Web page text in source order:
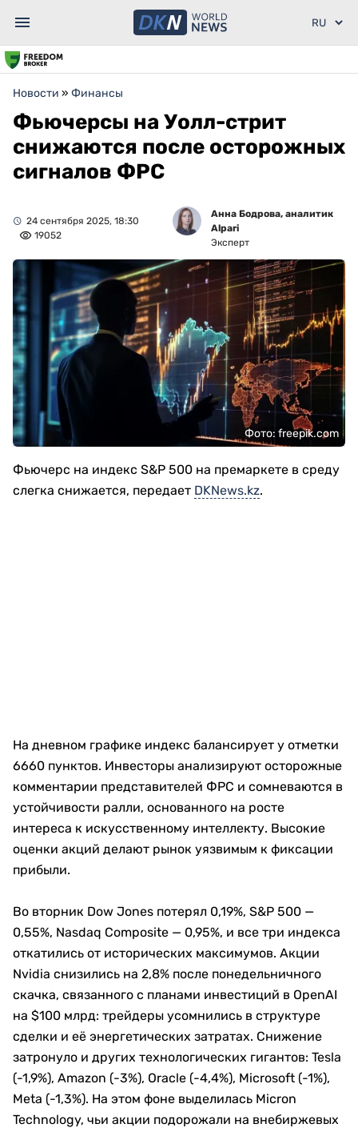
Новости » Финансы
Фьючерсы на Уолл-стрит
снижаются после осторожных
сигналов ФРС
24 сентября 2025, 18:30
19052
Анна Бодрова, аналитик
Alpari
Эксперт
Фото: freepik.com
Фьючерс на индекс S&P 500 на премаркете в среду
слегка снижается, передает DKNews.kz.
На дневном графике индекс балансирует у отметки
6660 пунктов. Инвесторы анализируют осторожные
комментарии представителей ФРС и сомневаются в
устойчивости ралли, основанного на росте
интереса к искусственному интеллекту. Высокие
оценки акций делают рынок уязвимым к фиксации
прибыли.
Во вторник Dow Jones потерял 0,19%, S&P 500 —
0,55%, Nasdaq Composite — 0,95%, и все три индекса
откатились от исторических максимумов. Акции
Nvidia снизились на 2,8% после понедельничного
скачка, связанного с планами инвестиций в OpenAI
на $100 млрд: трейдеры усомнились в структуре
сделки и её энергетических затратах. Снижение
затронуло и других технологических гигантов: Tesla
(-1,9%), Amazon (-3%), Oracle (-4,4%), Microsoft (-1%),
Meta (-1,3%). На этом фоне выделилась Micron
Technology, чьи акции подорожали на внебиржевых